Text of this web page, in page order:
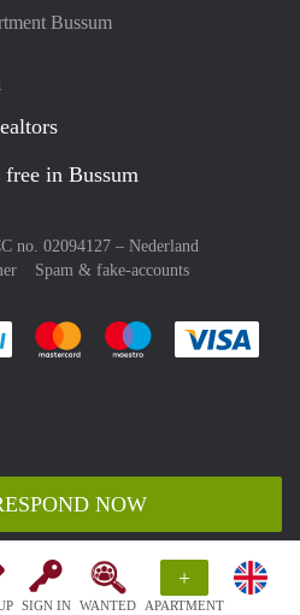
SIGN IN WANTED
+
APARTMENT
NOW
Bussum
in Bussum
no. 02094127 – Nederland
Spam & fake-accounts
Pay easily with :payment method
Pay easily with :payment
Pay easily with